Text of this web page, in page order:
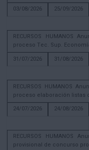
03/08/2026
25/09/2026
RECURSOS HUMANOS
proceso Tec. Sup.
31/07/2026
31/08/2026
RECURSOS HUMANOS
proceso elaboración listas
24/07/2026
24/08/2026
RECURSOS HUMANOS
provisional de concurso